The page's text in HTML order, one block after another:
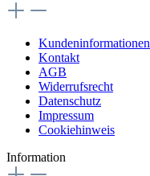
Kundeninformationen
Kontakt
AGB
Widerrufsrecht
Datenschutz
Impressum
Cookiehinweis
Information